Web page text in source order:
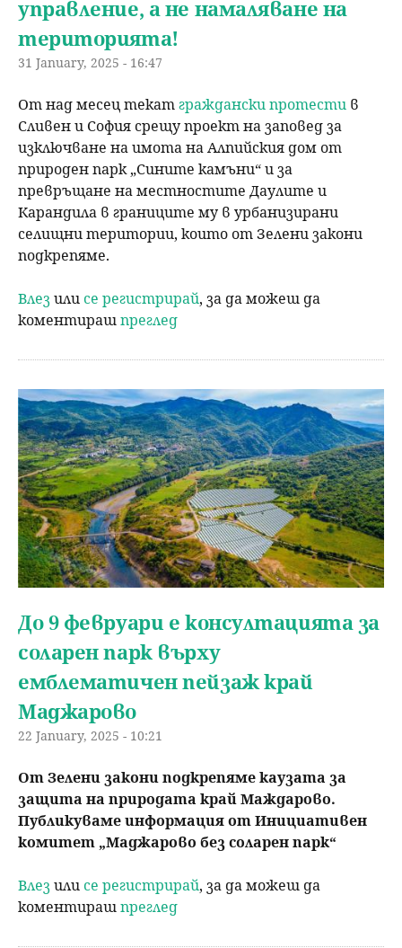
управление, а не намаляване на
територията!
31 January, 2025 - 16:47
От над месец текатграждански протести в
Сливен и София срещу проект на заповед за
изключване на имота на Алпийския дом от
природен парк „Сините камъни“ и за
превръщане на местностите Даулите и
Карандила в границите му в урбанизирани
селищни територии, които от Зелени закони
подкрепяме.
Влезили се регистрирай, за да можеш да
коментирашпреглед
До 9 февруари е консултацията за
соларен парк върху
емблематичен пейзаж край
Маджарово
22 January, 2025 - 10:21
От Зелени закони подкрепяме каузата за
защита на природата край Маждарово.
Публикуваме информация от Инициативен
комитет „Маджарово без соларен парк“
Влезили се регистрирай, за да можеш да
коментирашпреглед